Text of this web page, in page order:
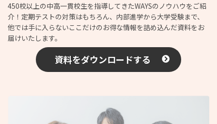
450校以上の中高一貫校生を指導してきたWAYSのノウハウをご紹
介！定期テストの対策はもちろん、内部進学から大学受験まで、
他では手に入らないここだけのお得な情報を詰め込んだ資料をお
届けいたします。
資料をダウンロードする